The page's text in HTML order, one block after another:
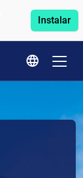
Instalar